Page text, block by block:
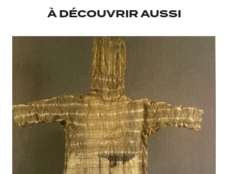
Musée d'accueil
Provenance
Donation du Docteur Reboul en 2001 à L'institut Calvet
À DÉCOUVRIR AUSSI